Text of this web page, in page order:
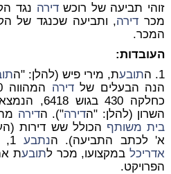
זוהי תביעה של רוכשדירה נגד
מכר דירה, ותביעה שכנגד של
המכר.
העובדות:
1. ה
תובעת, מירי פיש (להלן: "ה
הנה הבעלים שלדירה
השרון (להלן: "הדירה"). הדירה
בית משותף הכולל שש דירות
א' לכתב התביעה). הנתבע
אדריכלבמקצועו, מכר לתובעת
הפרויקט.